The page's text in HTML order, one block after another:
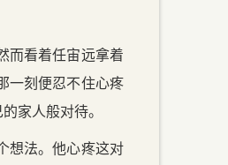
而看着任宙远拿着
一刻便忍不住心疼
家人般对待。
想法。他心疼这对